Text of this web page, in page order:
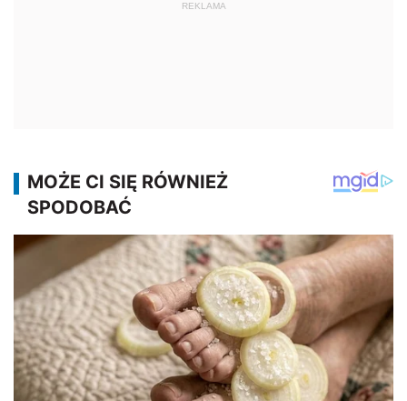
REKLAMA